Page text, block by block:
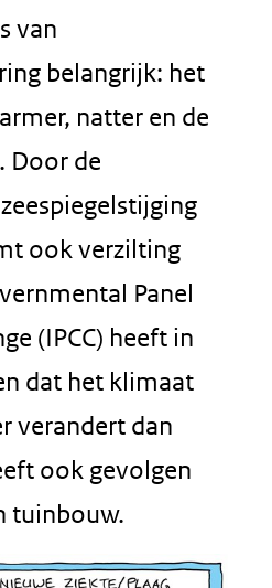
van
belangrijk: het
natter en de
Door de
ook verzilting
Panel
(IPCC) heeft in
dat het klimaat
verandert dan
ook gevolgen
tuinbouw.